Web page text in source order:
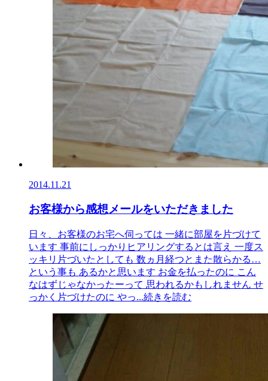
2014.11.21
お客様から感想メールをいただきました
日々、お客様のお宅へ伺っては 一緒に部屋を片づけて
います 事前にしっかりヒアリングするとは言え 一度ス
ッキリ片づいたとしても 数ヵ月経つとまた散らかる…
という事も あるかと思います お金を払ったのに こん
なはずじゃなかったーって 思われるかもしれません せ
っかく片づけたのに やっ...続きを読む